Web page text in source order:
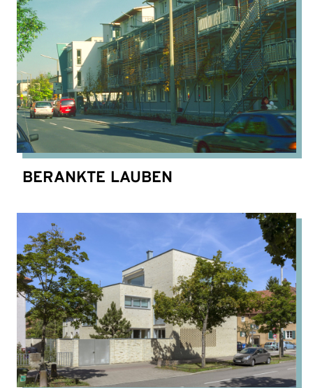
BERANKTE LAUBEN